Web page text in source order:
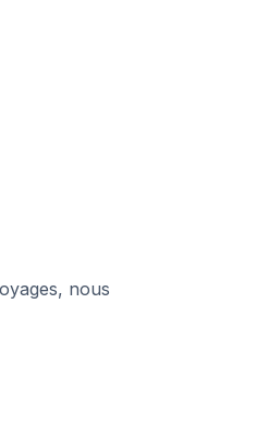
nous